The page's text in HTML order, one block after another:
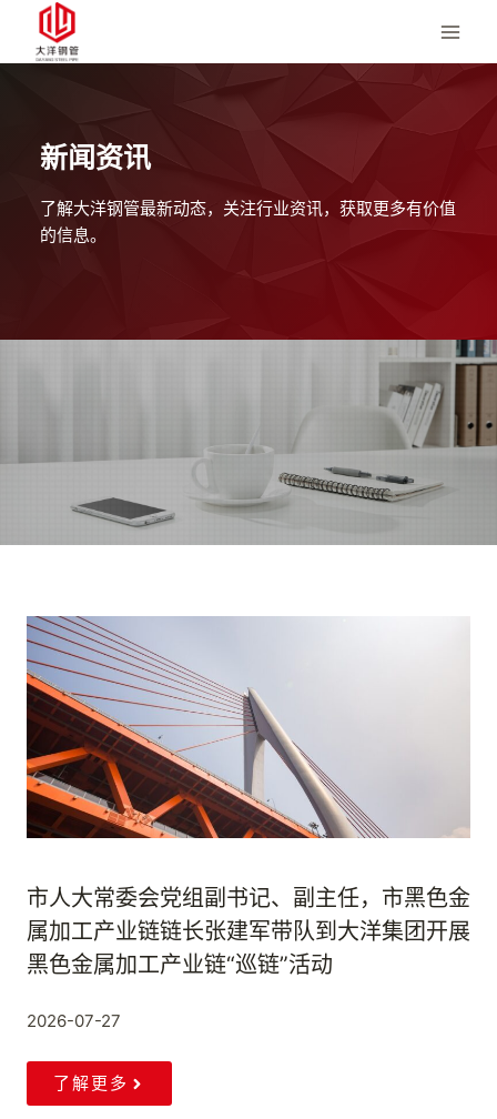
内
新闻资讯
了解大洋钢管最新动态，关注行业资讯，获取更多有价值
的信息。
市人大常委会党组副书记、副主任，市黑色金
属加工产业链链长张建军带队到大洋集团开展
黑色金属加工产业链“巡链”活动
2026-07-27
了解更多